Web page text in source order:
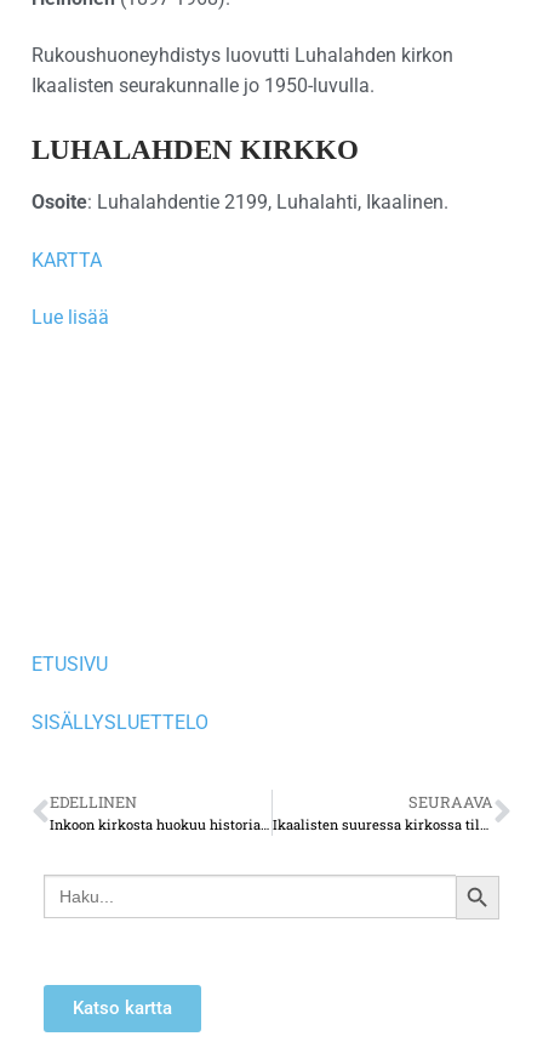
Rukoushuoneyhdistys luovutti Luhalahden kirkon
Ikaalisten seurakunnalle jo 1950-luvulla.
LUHALAHDEN KIRKKO
Osoite: Luhalahdentie 2199, Luhalahti, Ikaalinen.
KARTTA
Lue lisää
ETUSIVU
SISÄLLYSLUETTELO
EDELLINEN
Inkoon kirkosta huokuu historian havinaa
SEURAAVA
Ikaalisten suuressa kirkossa tilaa riittää seurakuntalaisille
Search
for:
SEARCH
Katso kartta